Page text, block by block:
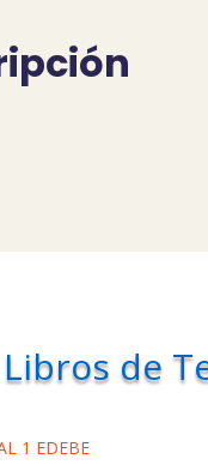
de
1 EDEBE